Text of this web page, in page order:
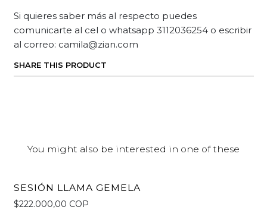
Si quieres saber más al respecto puedes
comunicarte al cel o whatsapp 3112036254 o escribir
al correo: camila@zian.com
SHARE THIS PRODUCT
You might also be interested in one of these
SESIÓN LLAMA GEMELA
$222.000,00 COP